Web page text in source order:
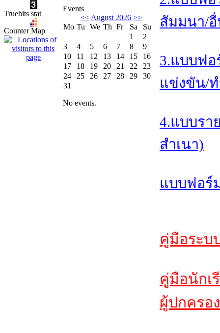
Truehits stat
Counter Map
Events
<< August 2026 >>
Mo Tu We Th Fr Sa
Su
1
2
3
4 5 6 7 8
9
10
11 12 13 14 15
16
17
18 19 20 21 22
23
24
25 26 27 28 29
30
31
No events.
สัมมนา/
3.แบบฟอ
แข่งขัน/
4.แบบรา
สำเนา)
แบบฟอร์
คู่มือระบ
คู่มือนักเ
ผู้ปกครอ